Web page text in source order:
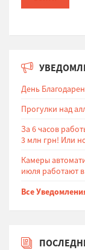
День
Прогулки над
За 6 часов
3 млн грн! Или
Камеры
июля работают
Все